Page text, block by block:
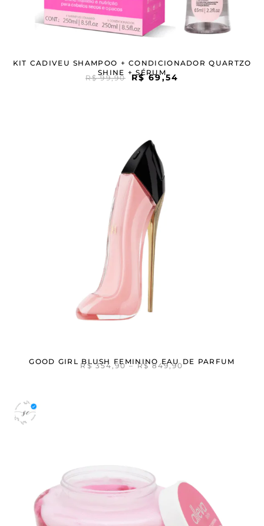
KIT CADIVEU SHAMPOO + CONDICIONADOR QUARTZO
SHINE + SÉRUM
R$99,90 R$69,54
GOOD GIRL BLUSH FEMININO EAU DE PARFUM
R$354,90 – R$849,90